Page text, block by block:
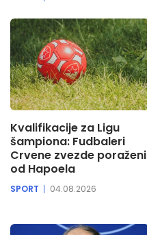
Kvalifikacije za Ligu
šampiona: Fudbaleri
Crvene zvezde poraženi
od Hapoela
SPORT 04.08.2026